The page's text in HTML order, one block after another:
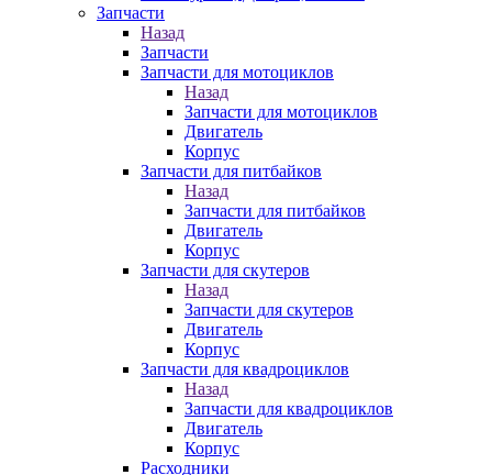
Запчасти
Назад
Запчасти
Запчасти для мотоциклов
Назад
Запчасти для мотоциклов
Двигатель
Корпус
Запчасти для питбайков
Назад
Запчасти для питбайков
Двигатель
Корпус
Запчасти для скутеров
Назад
Запчасти для скутеров
Двигатель
Корпус
Запчасти для квадроциклов
Назад
Запчасти для квадроциклов
Двигатель
Корпус
Расходники